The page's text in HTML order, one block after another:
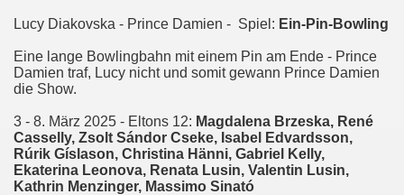
Lucy Diakovska - Prince Damien - Spiel: Ein-Pin-Bowling
Eine lange Bowlingbahn mit einem Pin am Ende - Prince
Damien traf, Lucy nicht und somit gewann Prince Damien
die Show.
3 - 8. März 2025 - Eltons 12: Magdalena Brzeska, René
Casselly, Zsolt Sándor Cseke, Isabel Edvardsson,
Rúrik Gíslason, Christina Hänni, Gabriel Kelly,
Ekaterina Leonova, Renata Lusin, Valentin Lusin,
Kathrin Menzinger, Massimo Sinató